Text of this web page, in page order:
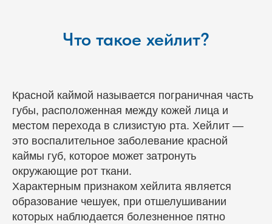
Что такое хейлит?
Красной каймой называется пограничная часть
губы, расположенная между кожей лица и
местом перехода в слизистую рта. Хейлит —
это воспалительное заболевание красной
каймы губ, которое может затронуть
окружающие рот ткани.
Характерным признаком хейлита является
образование чешуек, при отшелушивании
которых наблюдается болезненное пятно